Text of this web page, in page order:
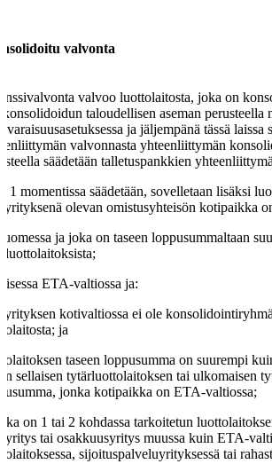
valvonta
valvoo luottolaitosta, joka on
konsolidoidun taloudellisen aseman
ja jäljempänä tässä
valvonnasta yhteenliittymän
säädetään talletuspankkien
1 momentissa säädetään, sovelletaan lisäksi
olevan omistusyhteisön kotipaikka
ja joka on taseen loppusummaltaan
ETA-valtiossa ja:
kotivaltiossa ei ole
ja
taseen loppusumma on suurempi
sellaisen tytärluottolaitoksen tai ulkomaisen
jonka kotipaikka on ETA-valtiossa;
on 1 tai 2 kohdassa tarkoitetun
tai osakkuusyritys muussa kuin ETA-
sijoituspalveluyrityksessä tai